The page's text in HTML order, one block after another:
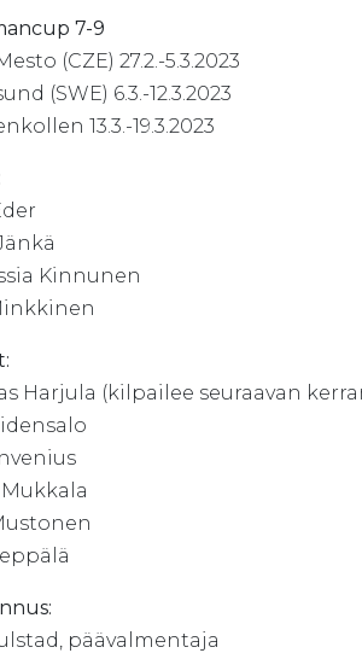
7-9
(CZE) 27.2.-5.3.2023
(SWE) 6.3.-12.3.2023
13.3.-19.3.2023
Kinnunen
Harjula (kilpailee seuraavan
päävalmentaja